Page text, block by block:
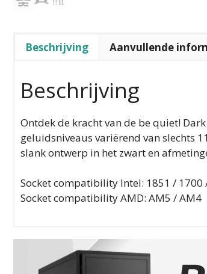
Beschrijving Aanvullende
Beschrijving
Ontdek de kracht van de be quiet!
geluidsniveaus variërend van slechts
slank ontwerp in het zwart en
Socket compatibility Intel: 1851 / 1700
Socket compatibility AMD: AM5 / AM4